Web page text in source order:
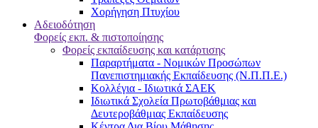
Χορήγηση Πτυχίου
Αδειοδότηση
Φορείς εκπ. & πιστοποίησης
Φορείς εκπαίδευσης και κατάρτισης
Παραρτήματα - Νομικών Προσώπων
Πανεπιστημιακής Εκπαίδευσης (Ν.Π.Π.Ε.)
Κολλέγια - Ιδιωτικά ΣΑΕΚ
Ιδιωτικά Σχολεία Πρωτοβάθμιας και
Δευτεροβάθμιας Εκπαίδευσης